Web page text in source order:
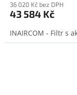
36 020 Kč bez DPH
43 584 Kč
INAIRCOM - Filtr s